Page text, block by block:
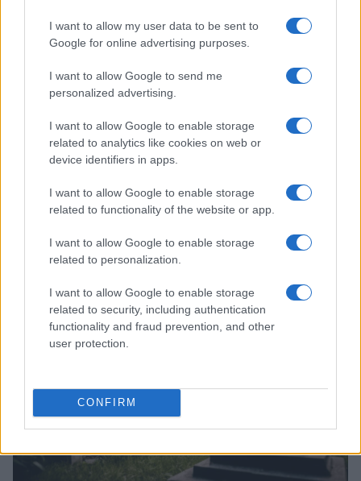
I want to allow my user data to be sent to
Google for online advertising purposes.
I want to allow Google to send me
personalized advertising.
I want to allow Google to enable storage
related to analytics like cookies on web or
device identifiers in apps.
I want to allow Google to enable storage
related to functionality of the website or app.
I want to allow Google to enable storage
related to personalization.
I want to allow Google to enable storage
related to security, including authentication
functionality and fraud prevention, and other
user protection.
CONFIRM
Rétablir la Sécurité Après un Cambriolage : Solutions Rapides
et Efficaces de La Clé du 16 à Paris
Infos Rédaction · 12 Déc 2024